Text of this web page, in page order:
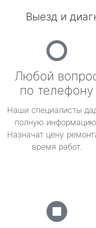
Выезд и
Любой
по телефону
Наши специалисты
полную
Назначат цену
время работ.